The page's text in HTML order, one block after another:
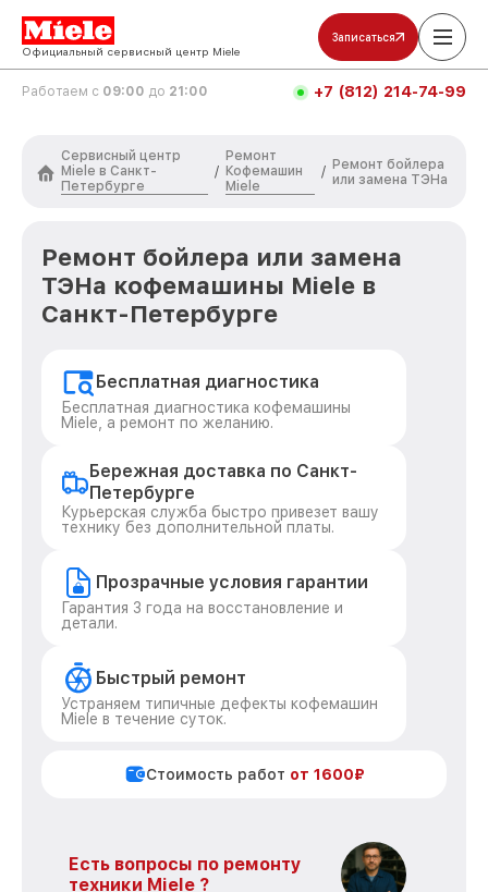
Официальный сервисный центр Miele
Записаться
Работаем с 09:00 до 21:00 +7 (812) 214-74-99
Сервисный центр
Miele в Санкт-
Петербурге
/
Ремонт
Кофемашин
Miele
/ Ремонт бойлера
или замена ТЭНа
Ремонт бойлера или замена
ТЭНа кофемашины Miele в
Санкт-Петербурге
Бесплатная диагностика
Бесплатная диагностика кофемашины
Miele, а ремонт по желанию.
Бережная доставка по Санкт-
Петербурге
Курьерская служба быстро привезет вашу
технику без дополнительной платы.
Прозрачные условия гарантии
Гарантия 3 года на восстановление и
детали.
Быстрый ремонт
Устраняем типичные дефекты кофемашин
Miele в течение суток.
Стоимость работ от 1600₽
Есть вопросы по ремонту
техники Miele ?